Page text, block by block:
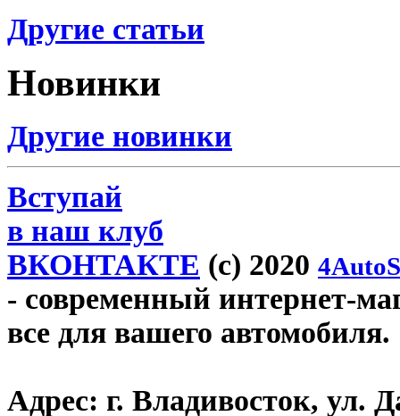
Другие статьи
Новинки
Другие новинки
Вступай
в наш клуб
ВКОНТАКТЕ (c) 2020
- современный интернет-
все для вашего автомобиля.
Адрес: г. Владивосток, ул.